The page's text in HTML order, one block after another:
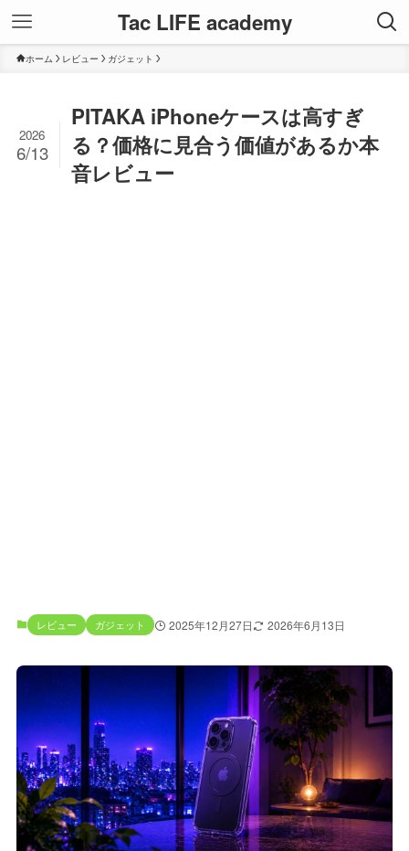
Tac LIFE academy
ホーム レビュー ガジェット
PITAKA iPhoneケースは高すぎ
る？価格に見合う価値があるか本
音レビュー
2026
6/13
レビュー ガジェット 2025年12月27日 2026年6月13日